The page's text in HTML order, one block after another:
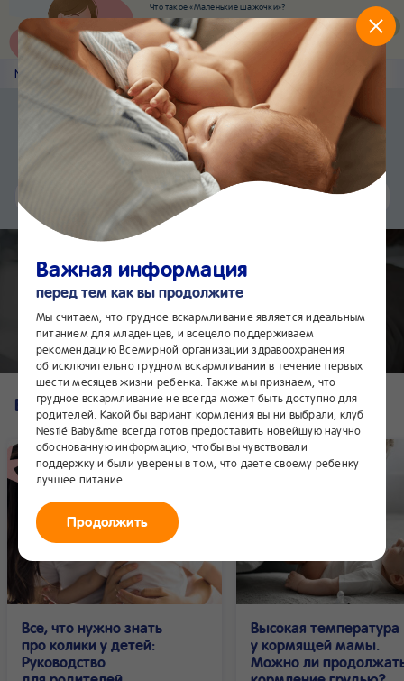
Что такое «Маленькие шажочки»?
Наш новый суперсервис для отслеживания
развития вашего малыша
Попробовать сейчас
Nestlé Baby &me 0-6 месяцев
Приложение Nestlé Baby&me
Еще быстрее и удобнее
Установить
Чат24/7
Полезные советы для родителей
малыша 0-6 месяцев
Все записи
Все, что нужно знать
про колики у детей:
Руководство
Высокая температура
у кормящей мамы.
Можно ли
Важная информация
перед тем как вы продолжите
Мы считаем, что грудное вскармливание является идеальным
питанием для младенцев, и всецело поддерживаем
рекомендацию Всемирной организации здравоохранения
об исключительно грудном вскармливании в течение первых
шести месяцев жизни ребенка. Также мы признаем, что
грудное вскармливание не всегда может быть доступно для
родителей. Какой бы вариант кормления вы ни выбрали, клуб
Nestlé Baby&me всегда готов предоставить новейшую научно
обоснованную информацию, чтобы вы чувствовали
поддержку и были уверены в том, что даете своему ребенку
лучшее питание.
Продолжить